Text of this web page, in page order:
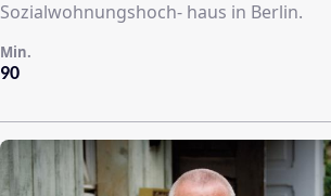
Sozialwohnungshoch- haus in Berlin.
90
Min.